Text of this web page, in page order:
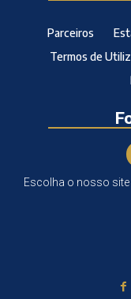
Parceiros
Termos de
Escolha o nosso